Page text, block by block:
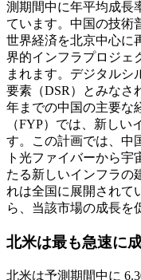
測期間中に年平均成長
ています。中国の技術
世界経済を北京中心に
界的インフラプロジェ
まれます。デジタルシ
要素（DSR）とみなさ
年までの中国の主要な
（FYP）では、新しい
す。この計画では、中
ト光ファイバーから
たる新しいインフラの
れは全国に展開されて
ら、当該市場の成長を
北米は最も急速に
北米は予測期間中に